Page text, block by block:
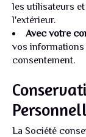
les utilisateurs
l'extérieur.
Avec votre
vos informations
consentement.
La Société